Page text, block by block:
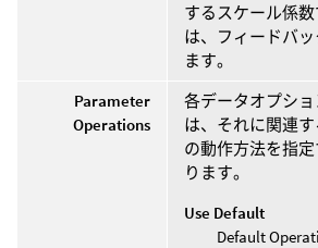
するスケール係
は、フィードバ
ます。
Parameter
Operations
各データオプシ
は、それに関連
の動作方法を指
ります。
Use Default
Default